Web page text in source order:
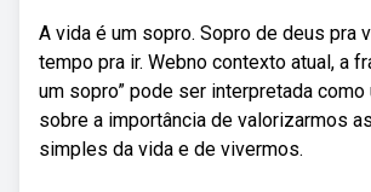
A vida é um sopro. Sopro de deus pra
tempo pra ir. Webno contexto atual, a
um sopro” pode ser interpretada como
sobre a importância de valorizarmos
simples da vida e de vivermos.